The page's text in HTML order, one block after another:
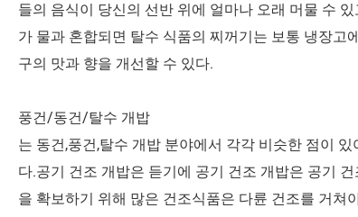
들의 음식이 당신의 선반 위에 얼마나 오래 머물 수
가 물과 혼합되면 탈수 식품의 찌꺼기는 보통 냉장고
구의 맛과 향을 개선할 수 있다.
풍건/동건/탈수 개밥
는 동건,풍건,탈수 개밥 분야에서 각각 비슷한 점이
다.공기 건조 개밥은 듣기에 공기 건조 개밥은 공기
을 확보하기 위해 많은 건조식품은 다륜 건조를 거쳐